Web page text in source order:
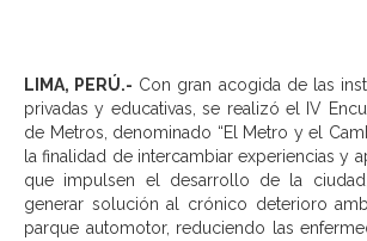
LIMA, PERÚ.- Con gran acogida de las
privadas y educativas, se realizó el IV
de Metros, denominado “El Metro y el
la finalidad de intercambiar experiencias y
que impulsen el desarrollo de la
generar solución al crónico deterioro
parque automotor, reduciendo las